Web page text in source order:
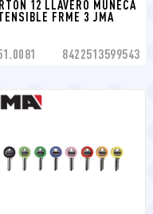
12 LLAVERO MUÑECA
FRME 3 JMA
8422513599543